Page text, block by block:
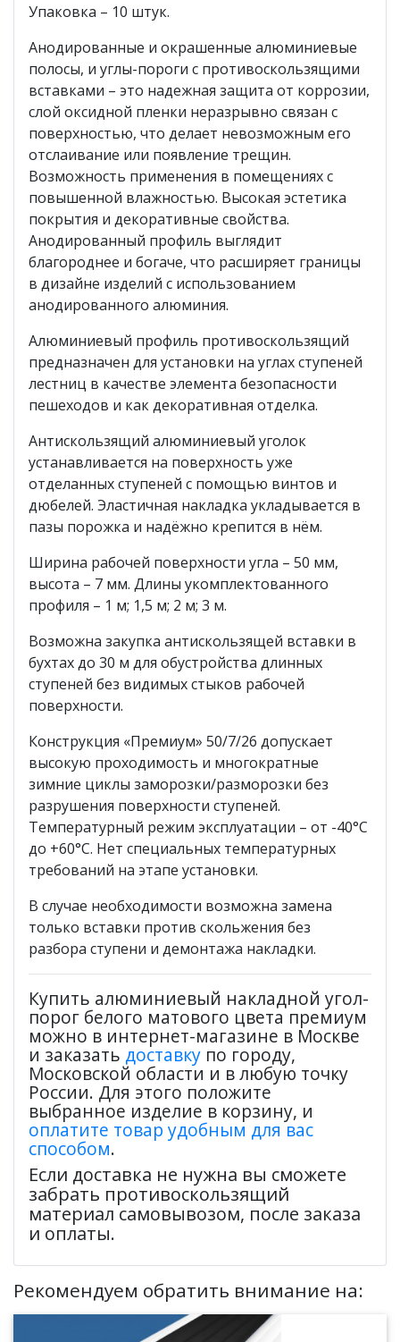
Упаковка – 10 штук.
Анодированные и окрашенные алюминиевые
полосы, и углы-пороги с противоскользящими
вставками – это надежная защита от коррозии,
слой оксидной пленки неразрывно связан с
поверхностью, что делает невозможным его
отслаивание или появление трещин.
Возможность применения в помещениях с
повышенной влажностью. Высокая эстетика
покрытия и декоративные свойства.
Анодированный профиль выглядит
благороднее и богаче, что расширяет границы
в дизайне изделий с использованием
анодированного алюминия.
Алюминиевый профиль противоскользящий
предназначен для установки на углах ступеней
лестниц в качестве элемента безопасности
пешеходов и как декоративная отделка.
Антискользящий алюминиевый уголок
устанавливается на поверхность уже
отделанных ступеней с помощью винтов и
дюбелей. Эластичная накладка укладывается в
пазы порожка и надёжно крепится в нём.
Ширина рабочей поверхности угла – 50 мм,
высота – 7 мм. Длины укомплектованного
профиля – 1 м; 1,5 м; 2 м; 3 м.
Возможна закупка антискользящей вставки в
бухтах до 30 м для обустройства длинных
ступеней без видимых стыков рабочей
поверхности.
Конструкция «Премиум» 50/7/26 допускает
высокую проходимость и многократные
зимние циклы заморозки/разморозки без
разрушения поверхности ступеней.
Температурный режим эксплуатации – от -40°С
до +60°С. Нет специальных температурных
требований на этапе установки.
В случае необходимости возможна замена
только вставки против скольжения без
разбора ступени и демонтажа накладки.
Купить алюминиевый накладной угол-
порог белого матового цвета премиум
можно в интернет-магазине в Москве
и заказать доставку по городу,
Московской области и в любую точку
России. Для этого положите
выбранное изделие в корзину, и
оплатите товар удобным для вас
способом.
Если доставка не нужна вы сможете
забрать противоскользящий
материал самовывозом, после заказа
и оплаты.
Рекомендуем обратить внимание на: